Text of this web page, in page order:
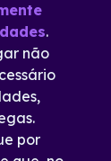
.
não
por